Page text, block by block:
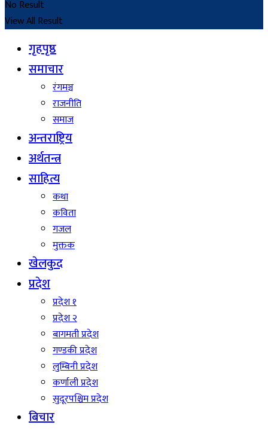
No Result
View All Result
गृहपृष्ठ
समाचार
रंगमञ्च
राजनीति
समाज
अन्तराष्ट्रिय
अर्थतन्त्र
साहित्य
कथा
कविता
गजल
मुक्तक
खेलकुद
प्रदेश
प्रदेश १
प्रदेश २
बागमती प्रदेश
गण्डकी प्रदेश
लुम्बिनी प्रदेश
कर्णाली प्रदेश
सुदूरपश्चिम प्रदेश
बिचार